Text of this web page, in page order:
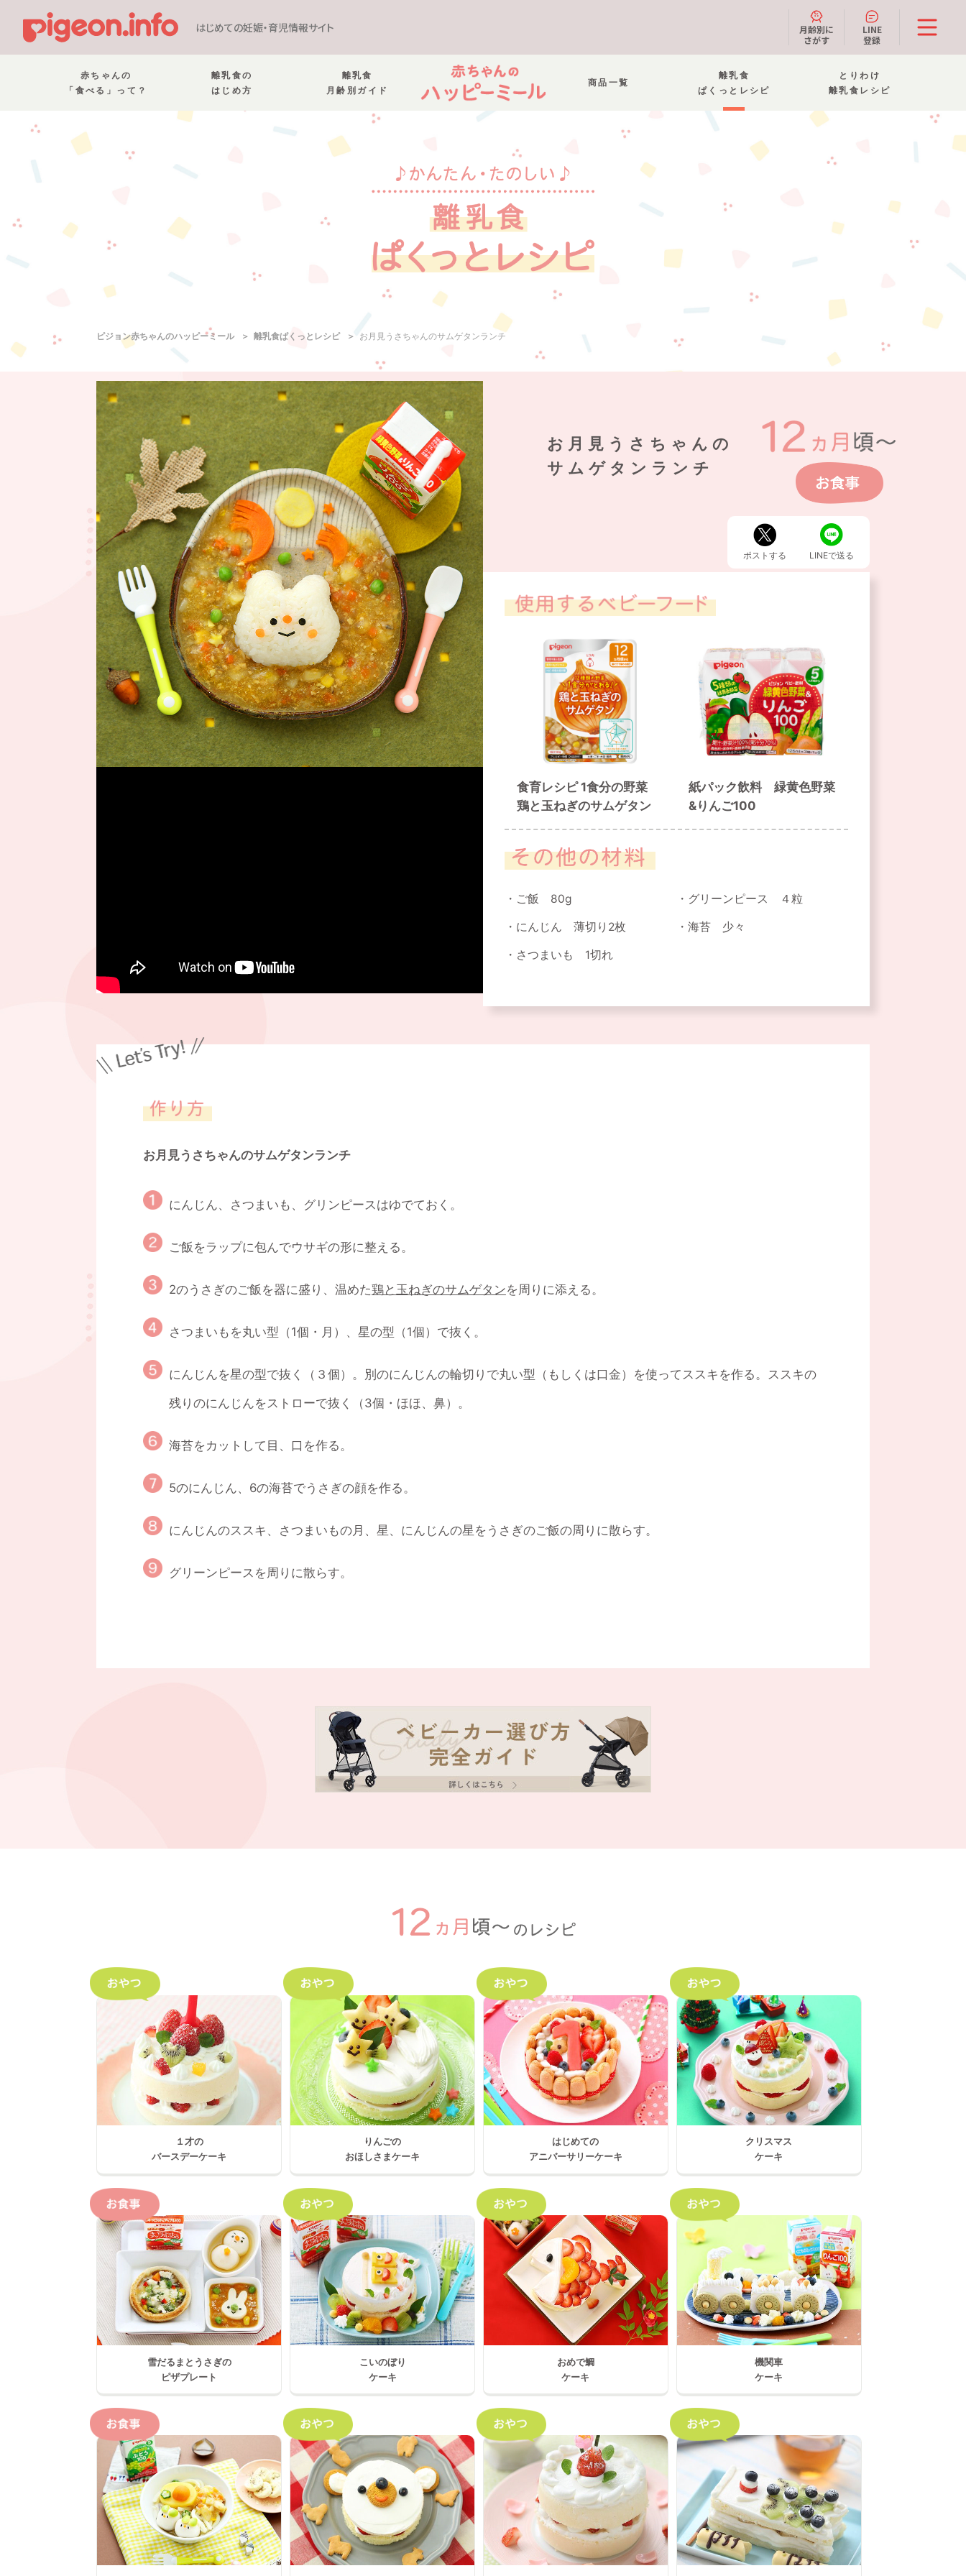
はじめての妊娠・育児情報サイト
月齢別に
さがす
LINE
登録
赤ちゃんの
「食べる」って？
離乳食の
はじめ方
離乳食
月齢別ガイド
商品一覧
離乳食
ぱくっとレシピ
とりわけ
離乳食レシピ
ピジョン赤ちゃんのハッピーミール 離乳食ぱくっとレシピ お月見うさちゃんのサムゲタンランチ
お月見うさちゃんの
サムゲタンランチ
ポストする LINEで送る
食育レシピ 1食分の野菜
鶏と玉ねぎのサムゲタン
紙パック飲料 緑黄色野菜
&りんご100
ご飯 80g グリーンピース ４粒
にんじん 薄切り2枚 海苔 少々
さつまいも 1切れ
お月見うさちゃんのサムゲタンランチ
にんじん、さつまいも、グリンピースはゆでておく。
ご飯をラップに包んでウサギの形に整える。
2のうさぎのご飯を器に盛り、温めた鶏と玉ねぎのサムゲタンを周りに添える。
さつまいもを丸い型（1個・月）、星の型（1個）で抜く。
にんじんを星の型で抜く（３個）。別のにんじんの輪切りで丸い型（もしくは口金）を使ってススキを作る。ススキの
残りのにんじんをストローで抜く（3個・ほほ、鼻）。
海苔をカットして目、口を作る。
5のにんじん、6の海苔でうさぎの顔を作る。
にんじんのススキ、さつまいもの月、星、にんじんの星をうさぎのご飯の周りに散らす。
グリーンピースを周りに散らす。
１才の
バースデーケーキ
りんごの
おほしさまケーキ
はじめての
アニバーサリーケーキ
クリスマス
ケーキ
雪だるまとうさぎの
ピザプレート
こいのぼり
ケーキ
おめで鯛
ケーキ
機関車
ケーキ